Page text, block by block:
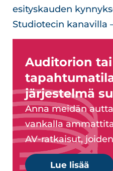
esityskauden
Studiotecin kanavilla
Auditorion tai
järjestelmä
Anna meidän
vankalla
AV-ratkaisut,
Lue lisää